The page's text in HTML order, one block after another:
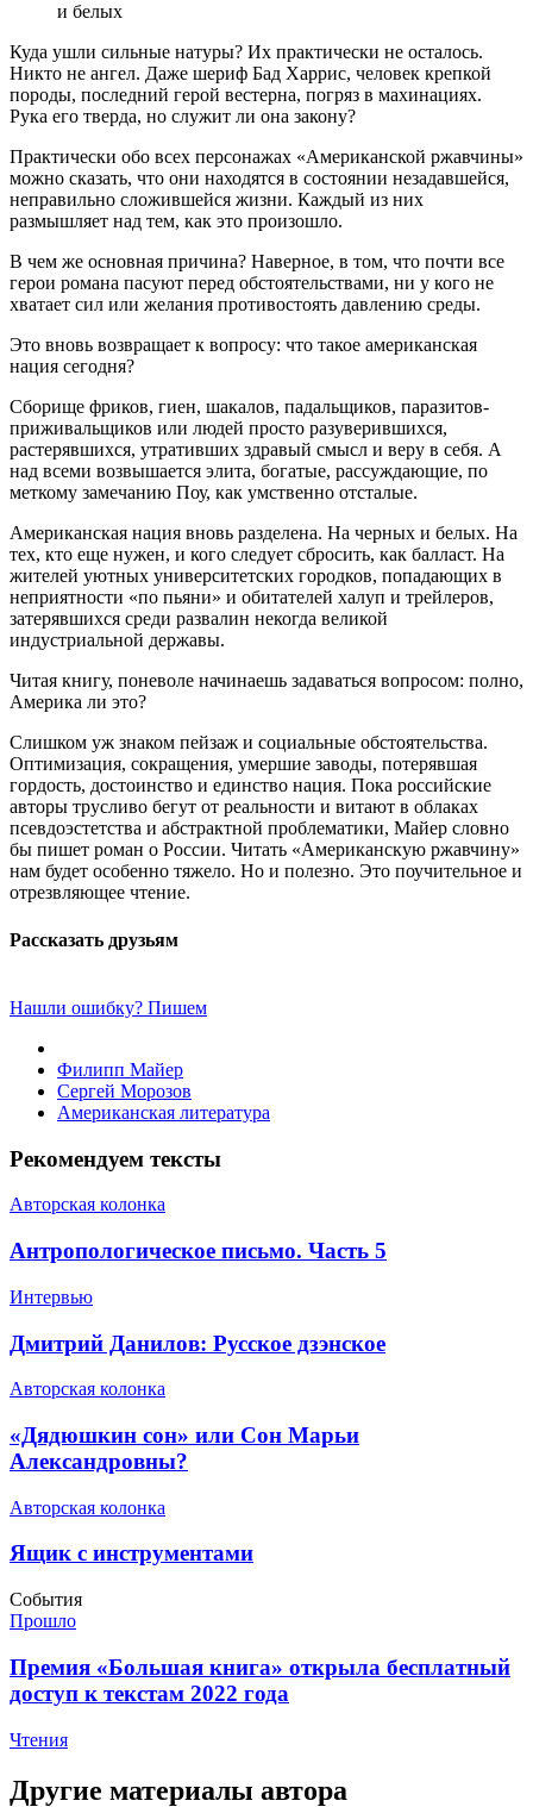
и белых
Куда ушли сильные натуры? Их практически не осталось.
Никто не ангел. Даже шериф Бад Харрис, человек крепкой
породы, последний герой вестерна, погряз в махинациях.
Рука его тверда, но служит ли она закону?
Практически обо всех персонажах «Американской ржавчины»
можно сказать, что они находятся в состоянии незадавшейся,
неправильно сложившейся жизни. Каждый из них
размышляет над тем, как это произошло.
В чем же основная причина? Наверное, в том, что почти все
герои романа пасуют перед обстоятельствами, ни у кого не
хватает сил или желания противостоять давлению среды.
Это вновь возвращает к вопросу: что такое американская
нация сегодня?
Сборище фриков, гиен, шакалов, падальщиков, паразитов-
приживальщиков или людей просто разуверившихся,
растерявшихся, утративших здравый смысл и веру в себя. А
над всеми возвышается элита, богатые, рассуждающие, по
меткому замечанию Поу, как умственно отсталые.
Американская нация вновь разделена. На черных и белых. На
тех, кто еще нужен, и кого следует сбросить, как балласт. На
жителей уютных университетских городков, попадающих в
неприятности «по пьяни» и обитателей халуп и трейлеров,
затерявшихся среди развалин некогда великой
индустриальной державы.
Читая книгу, поневоле начинаешь задаваться вопросом: полно,
Америка ли это?
Слишком уж знаком пейзаж и социальные обстоятельства.
Оптимизация, сокращения, умершие заводы, потерявшая
гордость, достоинство и единство нация. Пока российские
авторы трусливо бегут от реальности и витают в облаках
псевдоэстетства и абстрактной проблематики, Майер словно
бы пишет роман о России. Читать «Американскую ржавчину»
нам будет особенно тяжело. Но и полезно. Это поучительное и
отрезвляющее чтение.
Рассказать друзьям
Нашли ошибку? Пишем
Филипп Майер
Сергей Морозов
Американская литература
Рекомендуем тексты
Авторская колонка
​Антропологическое письмо. Часть 5
Интервью
​Дмитрий Данилов: Русское дзэнское
Авторская колонка
​«Дядюшкин сон» или Сон Марьи
Александровны?
Авторская колонка
​Ящик с инструментами
События
Прошло
​Премия «Большая книга» открыла бесплатный
доступ к текстам 2022 года
Чтения
Другие материалы автора